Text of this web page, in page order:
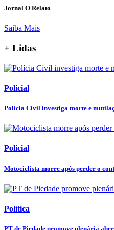
Jornal O Relato
Saiba Mais
+ Lidas
Policial
Polícia Civil investiga morte e
Policial
Motociclista morre após perder o
Política